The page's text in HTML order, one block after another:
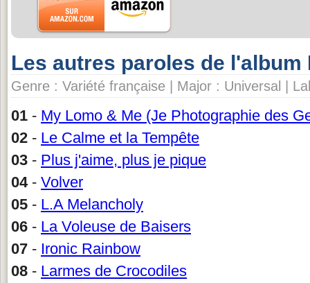
Les autres paroles de l'album
Genre : Variété française | Major : Universal |
01 - My Lomo & Me (Je Photographie des
02 - Le Calme et la Tempête
03 - Plus j'aime, plus je pique
04- Volver
05 - L.A Melancholy
06 - La Voleuse de Baisers
07 - Ironic Rainbow
08 - Larmes de Crocodiles